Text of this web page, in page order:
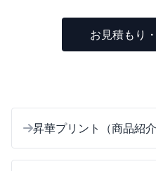
お見積もり
昇華プリント（商品紹介